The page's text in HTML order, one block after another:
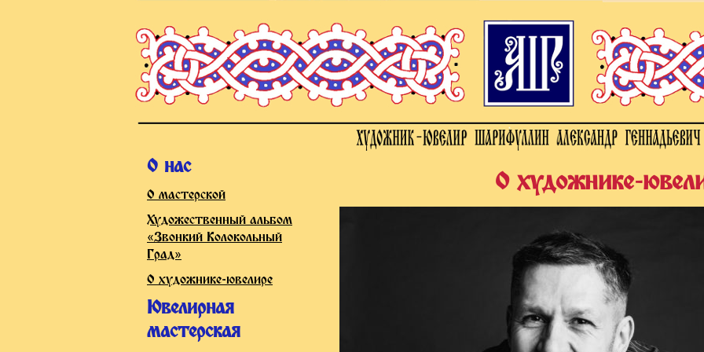
О нас
О мастерской
Художественный альбом
«Звонкий Колокольный
Град»
О художнике-ювелире
Ювелирная
мастерская
О художнике-